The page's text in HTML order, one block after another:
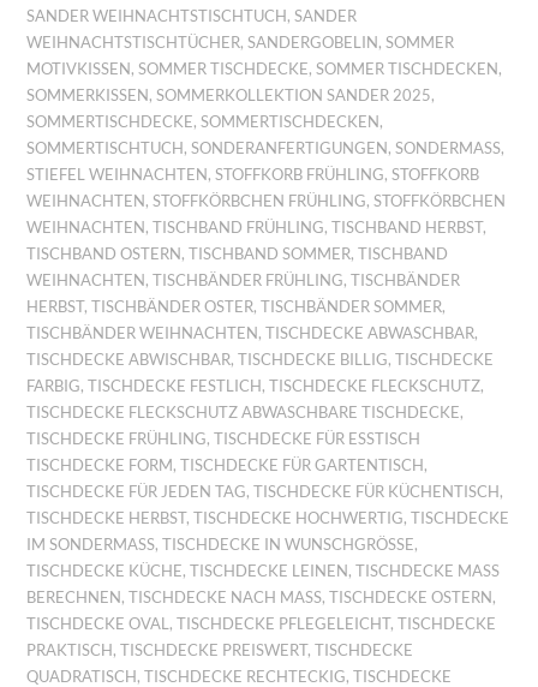
SANDER WEIHNACHTSTISCHTUCH,SANDER
WEIHNACHTSTISCHTÜCHER,SANDERGOBELIN,SOMMER
MOTIVKISSEN,SOMMER TISCHDECKE,SOMMER TISCHDECKEN,
SOMMERKISSEN,SOMMERKOLLEKTION SANDER 2025,
SOMMERTISCHDECKE,SOMMERTISCHDECKEN,
SOMMERTISCHTUCH,SONDERANFERTIGUNGEN,SONDERMASS ,
STIEFEL WEIHNACHTEN,STOFFKORB FRÜHLING,STOFFKORB
WEIHNACHTEN,STOFFKÖRBCHEN FRÜHLING,STOFFKÖRBCHEN
WEIHNACHTEN,TISCHBAND FRÜHLING,TISCHBAND HERBST,
TISCHBAND OSTERN,TISCHBAND SOMMER,TISCHBAND
WEIHNACHTEN,TISCHBÄNDER FRÜHLING,TISCHBÄNDER
HERBST,TISCHBÄNDER OSTER,TISCHBÄNDER SOMMER,
TISCHBÄNDER WEIHNACHTEN,TISCHDECKE ABWASCHBAR,
TISCHDECKE ABWISCHBAR,TISCHDECKE BILLIG,TISCHDECKE
FARBIG,TISCHDECKE FESTLICH,TISCHDECKE FLECKSCHUTZ,
TISCHDECKE FLECKSCHUTZ ABWASCHBARE TISCHDECKE,
TISCHDECKE FRÜHLING,TISCHDECKE FÜR ESSTISCH
TISCHDECKE FORM,TISCHDECKE FÜR GARTENTISCH,
TISCHDECKE FÜR JEDEN TAG,TISCHDECKE FÜR KÜCHENTISCH,
TISCHDECKE HERBST,TISCHDECKE HOCHWERTIG,TISCHDECKE
IM SONDERMASS ,TISCHDECKE IN WUNSCHGRÖSSE ,
TISCHDECKE KÜCHE,TISCHDECKE LEINEN,TISCHDECKE MASS B
ERECHNEN
,TISCHDECKE NACH MASS ,TISCHDECKE OSTERN,
TISCHDECKE OVAL ,TISCHDECKE PFLEGELEICHT,TISCHDECKE
PRAKTISCH,TISCHDECKE PREISWERT,TISCHDECKE
QUADRATISCH,TISCHDECKE RECHTECKIG,TISCHDECKE